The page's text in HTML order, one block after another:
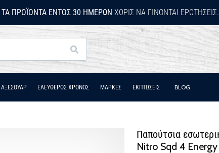
ΠΡΟΪΌΝΤΑ ΕΝΤΌΣ 30 ΗΜΕΡΏΝ ΧΩΡΊΣ ΝΑ ΓΊΝΟΝΤΑΙ ΕΡΩΤΉΣΕΙΣ.
Αναζήτηση
ΑΞΕΣΟΥΑΡ ΕΛΕΥΘΕΡΟΣ ΧΡΟΝΟΣ ΜΑΡΚΕΣ ΕΚΠΤΩΣΕΙΣ BLOG
Παπούτσια
Nitro Sqd 4 Energy